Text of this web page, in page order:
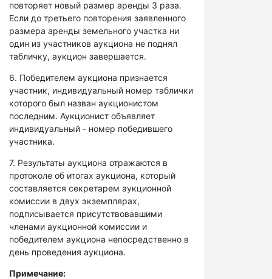
повторяет новый размер аренды 3 раза.
Если до третьего повторения заявленного
размера аренды земельного участка ни
один из участников аукциона не поднял
табличку, аукцион завершается.
6. Победителем аукциона признается
участник, индивидуальный номер таблички
которого был назван аукционистом
последним. Аукционист объявляет
индивидуальный - номер победившего
участника.
7. Результаты аукциона отражаются в
протоколе об итогах аукциона, который
составляется секретарем аукционной
комиссии в двух экземплярах,
подписывается присутствовавшими
членами аукционной комиссии и
победителем аукциона непосредственно в
день проведения аукциона.
Примечание: